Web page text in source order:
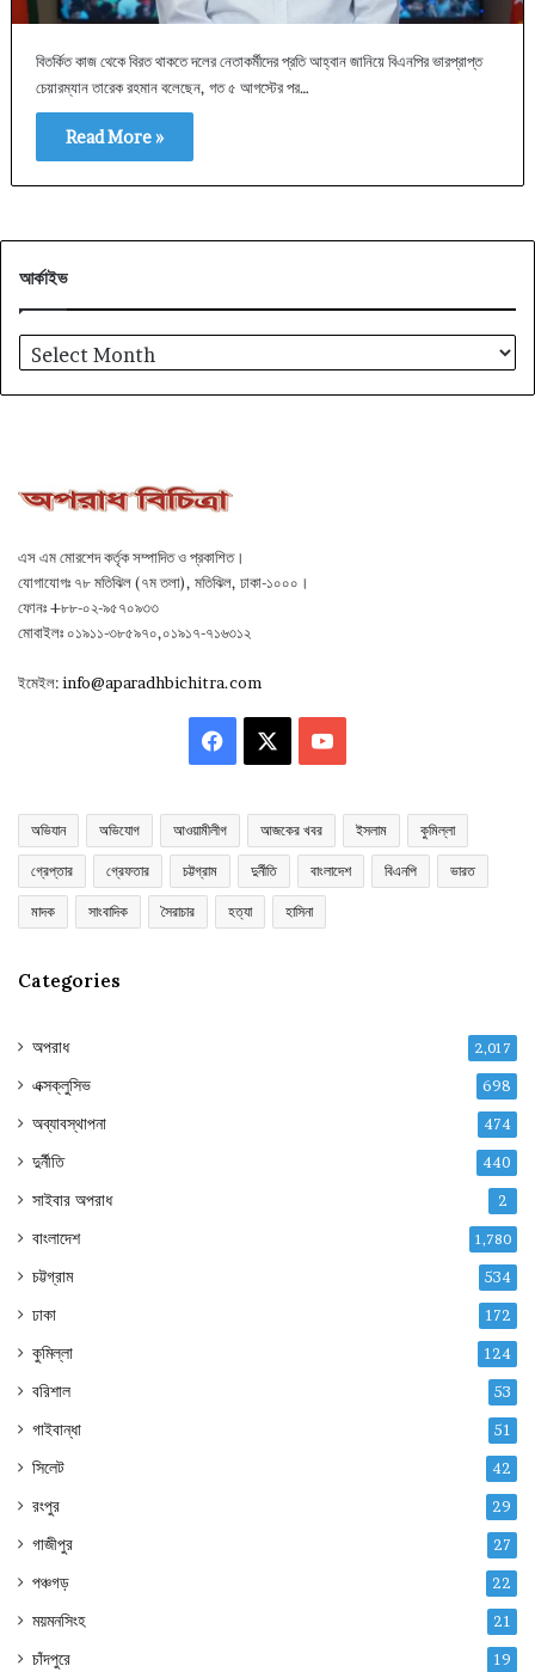
বিতর্কিত কাজ থেকে বিরত থাকতে দলের নেতাকর্মীদের প্রতি আহ্বান জানিয়ে বিএনপির ভারপ্রাপ্ত
চেয়ারম্যান তারেক রহমান বলেছেন, গত ৫ আগস্টের পর…
Read More »
আর্কাইভ
আর্কাইভ
এস এম মোরশেদ কর্তৃক সম্পাদিত ও প্রকাশিত।
যোগাযোগঃ ৭৮ মতিঝিল (৭ম তলা), মতিঝিল, ঢাকা-১০০০।
ফোনঃ +৮৮-০২-৯৫৭০৯৩৩
মোবাইলঃ ০১৯১১-৩৮৫৯৭০,০১৯১৭-৭১৬৩১২
ইমেইল:info@aparadhbichitra.com
Facebook YouTube
অভিযান অভিযোগ আওয়ামীলীগ আজকের খবর ইসলাম কুমিল্লা
গ্রেপ্তার গ্রেফতার চট্টগ্রাম দুর্নীতি বাংলাদেশ বিএনপি ভারত
মাদক সাংবাদিক সৈরাচার হত্যা হাসিনা
Categories
অপরাধ 2,017
এক্সক্লুসিভ 698
অব্যাবস্থাপনা 474
দুর্নীতি 440
সাইবার অপরাধ 2
বাংলাদেশ 1,780
চট্টগ্রাম 534
ঢাকা 172
কুমিল্লা 124
বরিশাল 53
গাইবান্ধা 51
সিলেট 42
রংপুর 29
গাজীপুর 27
পঞ্চগড় 22
ময়মনসিংহ 21
চাঁদপুরে 19